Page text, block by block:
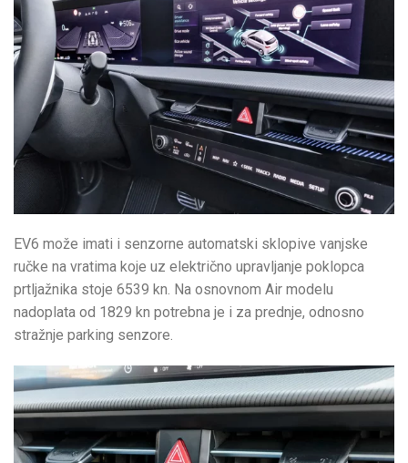
EV6 može imati i senzorne automatski sklopive vanjske
ručke na vratima koje uz električno upravljanje poklopca
prtljažnika stoje 6539 kn. Na osnovnom Air modelu
nadoplata od 1829 kn potrebna je i za prednje, odnosno
stražnje parking senzore.